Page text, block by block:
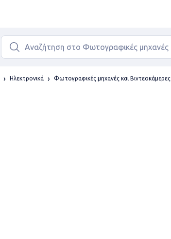
Ηλεκτρονικά Φωτογραφικές μηχανές και Βιντεοκάμερες